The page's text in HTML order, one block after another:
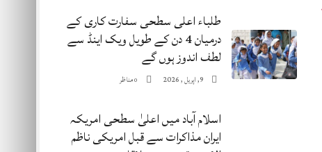
طلباء اعلی سطحی سفارت کاری کے
درمیان 4 دن کے طویل ویک اینڈ سے
لطف اندوز ہوں گے
9, اپریل , 2026 0مناظر
اسلام آباد میں اعلیٰ سطحی امریکہ
ایران مذاکرات سے قبل امریکی ناظم